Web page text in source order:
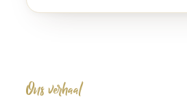
Ons verhaal